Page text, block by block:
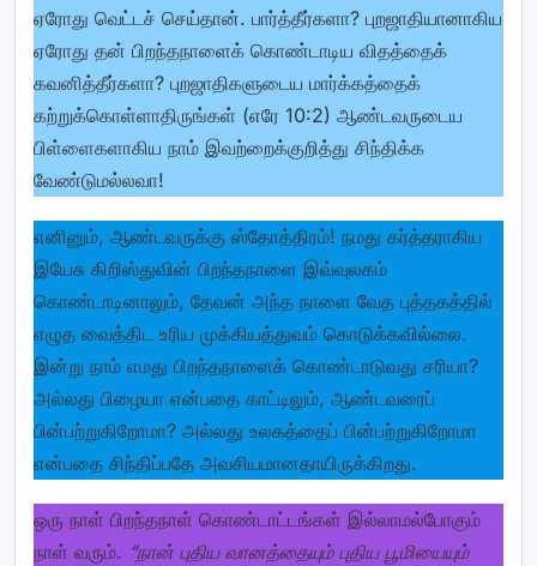
ஏரோது வெட்டச் செய்தான். பார்த்தீர்களா? புறஜாதியானாகிய
ஏரோது தன் பிறந்தநாளைக் கொண்டாடிய விதத்தைக்
கவனித்தீர்களா? புறஜாதிகளுடைய மார்க்கத்தைக்
கற்றுக்கொள்ளாதிருங்கள் (எரே 10:2) ஆண்டவருடைய
பிள்ளைகளாகிய நாம் இவற்றைக்குறித்து சிந்திக்க
வேண்டுமல்லவா!
எனினும், ஆண்டவருக்கு ஸ்தோத்திரம்! நமது கர்த்தராகிய
இயேசு கிறிஸ்துவின் பிறந்தநாளை இவ்வுலகம்
கொண்டாடினாலும், தேவன் அந்த நாளை வேத புத்தகத்தில்
எழுத வைத்திட உரிய முக்கியத்துவம் கொடுக்கவில்லை.
இன்று நாம் எமது பிறந்தநாளைக் கொண்டாடுவது சரியா?
அல்லது பிழையா என்பதை காட்டிலும், ஆண்டவரைப்
பின்பற்றுகிறோமா? அல்லது உலகத்தைப் பின்பற்றுகிறோமா
என்பதை சிந்திப்பதே அவசியமானதாயிருக்கிறது.
ஒரு நாள் பிறந்தநாள் கொண்டாட்டங்கள் இல்லாமல்போகும்
நாள் வரும். “நான் புதிய வானத்தையும் புதிய பூமியையும்